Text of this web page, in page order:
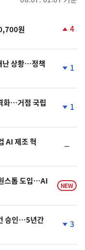
원 4
난 상황…정책
1
화…거점 국립
1
AI 제조 혁
일
스톱 도입…AI
NEW
승인…5년간
3